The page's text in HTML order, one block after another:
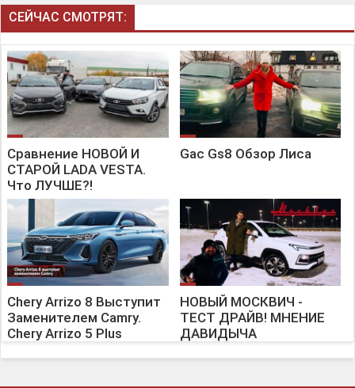
СЕЙЧАС СМОТРЯТ:
Сравнение НОВОЙ И
СТАРОЙ LADA VESTA.
Что ЛУЧШЕ?!
Gac Gs8 Обзор Лиса
Chery Arrizo 8 Выступит
Заменителем Camry.
Chery Arrizo 5 Plus
НОВЫЙ МОСКВИЧ -
ТЕСТ ДРАЙВ! МНЕНИЕ
ДАВИДЫЧА